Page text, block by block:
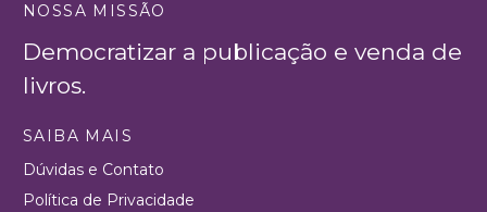
NOSSA MISSÃO
Democratizar a publicação e venda de
livros.
SAIBA MAIS
Dúvidas e Contato
Política de Privacidade